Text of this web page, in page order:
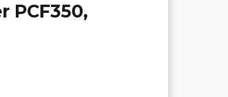
PCF350,